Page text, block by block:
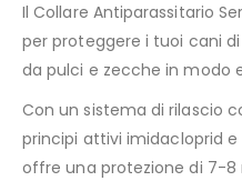
Il Collare Antiparassitario
per proteggere i tuoi cani
da pulci e zecche in modo
Con un sistema di rilascio
principi attivi imidacloprid
offre una protezione di 7-8